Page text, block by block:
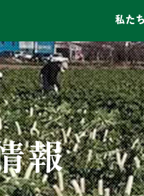
私た
報